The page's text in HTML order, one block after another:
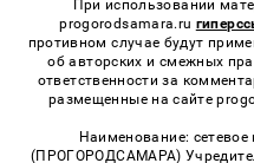
При использовании
progorodsamara.ru
противном случае будут
об авторских и смежных
ответственности за
размещенные на сайте
Наименование: сетевое
(ПРОГОРОДСАМАРА)